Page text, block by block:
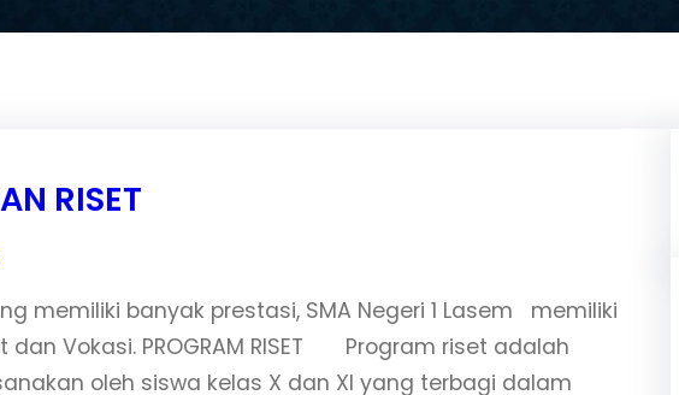
RISET
memiliki banyak prestasi, SMA Negeri 1 Lasem memiliki
dan Vokasi. PROGRAM RISET Program riset adalah
oleh siswa kelas X dan XI yang terbagi dalam